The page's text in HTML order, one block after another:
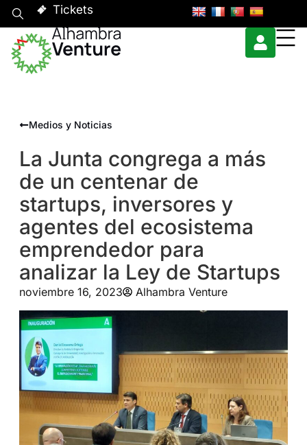
Tickets
Medios y Noticias
La Junta congrega a más
de un centenar de
startups, inversores y
agentes del ecosistema
emprendedor para
analizar la Ley de Startups
noviembre 16, 2023 Alhambra Venture